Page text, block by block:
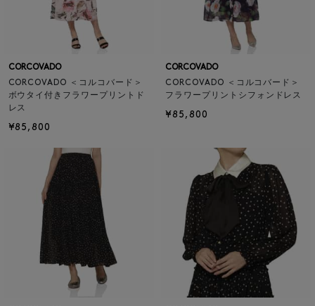
CORCOVADO
CORCOVADO ＜コルコバード＞
ボウタイ付きフラワープリントド
レス
¥85,800
CORCOVADO
CORCOVADO ＜コルコバード＞
フラワープリントシフォンドレス
¥85,800